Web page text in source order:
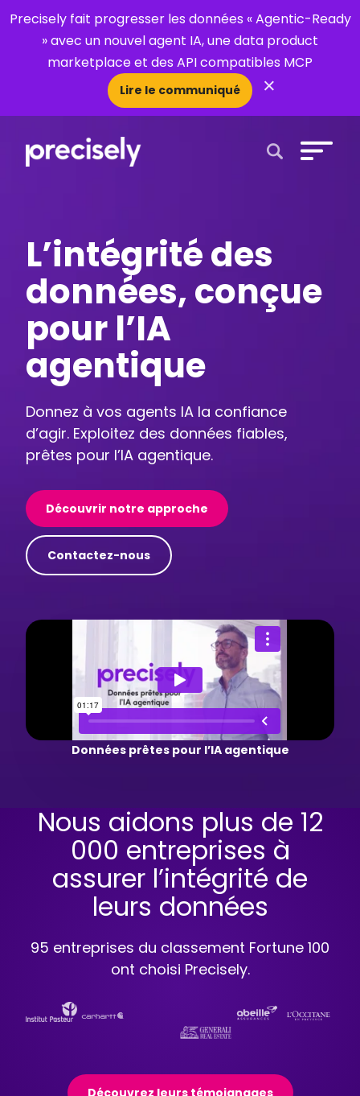
Precisely fait progresser les données « Agentic-Ready
» avec un nouvel agent IA, une data product
marketplace et des API compatibles MCP
Lire le communiqué ×
L’intégrité des
données, conçue
pour l’IA
agentique
Donnez à vos agents IA la confiance
d’agir. Exploitez des données fiables,
prêtes pour l’IA agentique.
Découvrir notre approche
Contactez-nous
Données prêtes pour l’IA agentique
Nous aidons plus de 12
000 entreprises à
assurer l’intégrité de
leurs données
95 entreprises du classement Fortune 100
ont choisi Precisely.
Découvrez leurs témoignages